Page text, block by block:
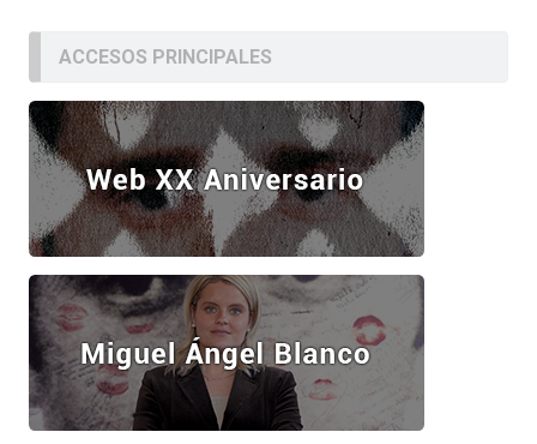
ACCESOS PRINCIPALES